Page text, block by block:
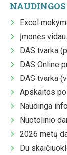
NAUDINGOS
Excel
Įmonės
DAS tvarka
DAS Online
DAS tvarka
Apskaitos
Naudinga
Nuotolinio
2026 metų
Du